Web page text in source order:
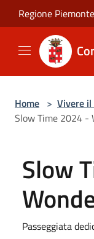
Salta al contenuto
Regione Piemonte
Home > Vivere il
Slow Time 2024 -
Slow
Passeggiata